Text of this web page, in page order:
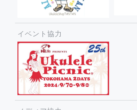
イベント協力